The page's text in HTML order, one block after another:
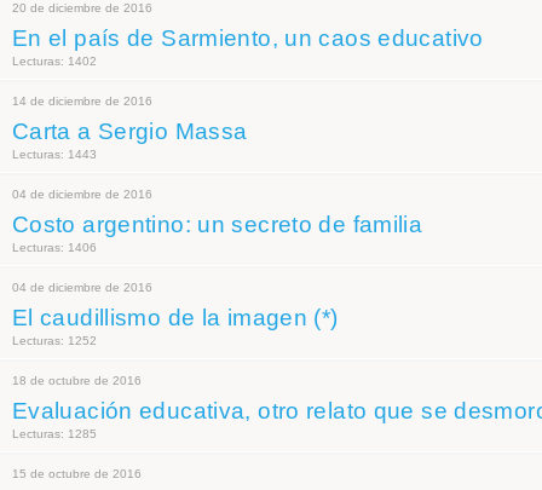
20 de diciembre de 2016
En el país de Sarmiento, un caos educativo
Lecturas: 1402
14 de diciembre de 2016
Carta a Sergio Massa
Lecturas: 1443
04 de diciembre de 2016
Costo argentino: un secreto de familia
Lecturas: 1406
04 de diciembre de 2016
El caudillismo de la imagen (*)
Lecturas: 1252
18 de octubre de 2016
Evaluación educativa, otro relato que se
Lecturas: 1285
15 de octubre de 2016